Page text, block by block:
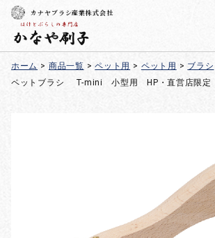
カナヤブラシ産業株式会社
ホーム > 商品一覧 > ペット用 > ペット用 > ブラシ
ペットブラシ T-mini 小型用 HP・直営店限定